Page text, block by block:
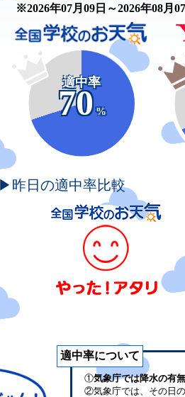
※2026年07月09日～2026年08月
適中率
70
%
▶昨日の適中率比較
適中率について
①気象庁では降水の有
②気象庁では、その日